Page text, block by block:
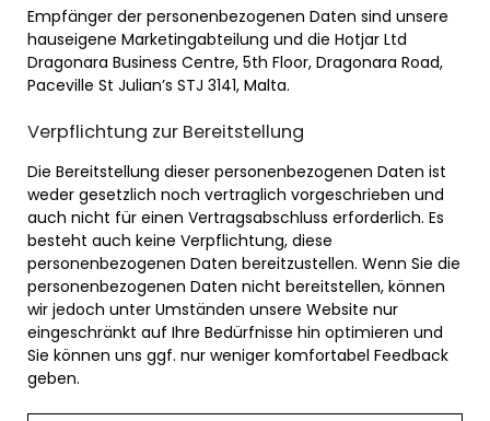
Empfänger der personenbezogenen Daten sind unsere
hauseigene Marketingabteilung und die Hotjar Ltd
Dragonara Business Centre, 5th Floor, Dragonara Road,
Paceville St Julian’s STJ 3141, Malta.
Verpflichtung zur Bereitstellung
Die Bereitstellung dieser personenbezogenen Daten ist
weder gesetzlich noch vertraglich vorgeschrieben und
auch nicht für einen Vertragsabschluss erforderlich. Es
besteht auch keine Verpflichtung, diese
personenbezogenen Daten bereitzustellen. Wenn Sie die
personenbezogenen Daten nicht bereitstellen, können
wir jedoch unter Umständen unsere Website nur
eingeschränkt auf Ihre Bedürfnisse hin optimieren und
Sie können uns ggf. nur weniger komfortabel Feedback
geben.